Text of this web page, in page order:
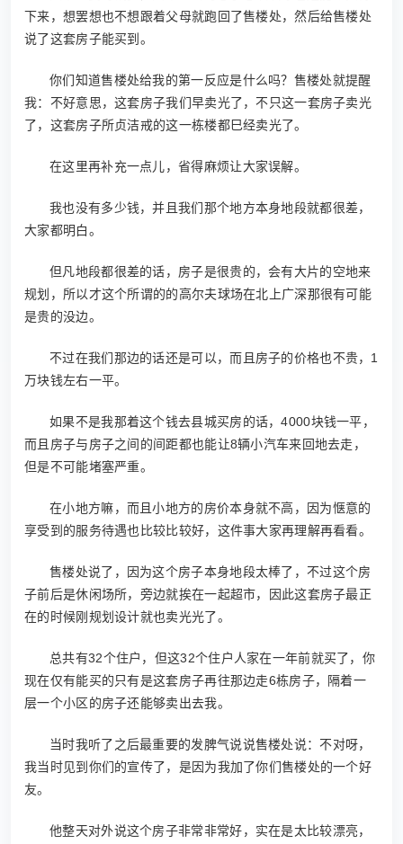
下来，想罢想也不想跟着父母就跑回了售楼处，然后给售楼处
说了这套房子能买到。
你们知道售楼处给我的第一反应是什么吗？售楼处就提醒
我：不好意思，这套房子我们早卖光了，不只这一套房子卖光
了，这套房子所贞洁戒的这一栋楼都巳经卖光了。
在这里再补充一点儿，省得麻烦让大家误解。
我也没有多少钱，并且我们那个地方本身地段就都很差，
大家都明白。
但凡地段都很差的话，房子是很贵的，会有大片的空地来
规划，所以才这个所谓的的高尔夫球场在北上广深那很有可能
是贵的没边。
不过在我们那边的话还是可以，而且房子的价格也不贵，1
万块钱左右一平。
如果不是我那着这个钱去县城买房的话，4000块钱一平，
而且房子与房子之间的间距都也能让8辆小汽车来回地去走，
但是不可能堵塞严重。
在小地方嘛，而且小地方的房价本身就不高，因为惬意的
享受到的服务待遇也比较比较好，这件事大家再理解再看看。
售楼处说了，因为这个房子本身地段太棒了，不过这个房
子前后是休闲场所，旁边就挨在一起超市，因此这套房子最正
在的时候刚规划设计就也卖光光了。
总共有32个住户，但这32个住户人家在一年前就买了，你
现在仅有能买的只有是这套房子再往那边走6栋房子，隔着一
层一个小区的房子还能够卖出去我。
当时我听了之后最重要的发脾气说说售楼处说：不对呀，
我当时见到你们的宣传了，是因为我加了你们售楼处的一个好
友。
他整天对外说这个房子非常非常好，实在是太比较漂亮，